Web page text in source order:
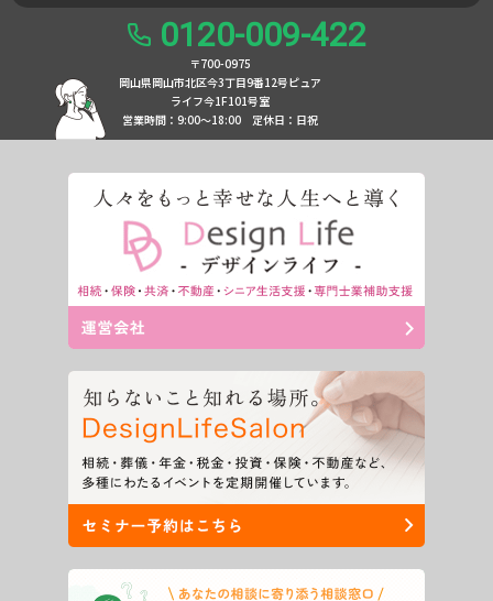
0120-009-422
〒700-0975
岡山県岡山市北区今3丁目9番12号ピュア
ライフ今1F101号室
営業時間：9:00〜18:00
定休日：日祝